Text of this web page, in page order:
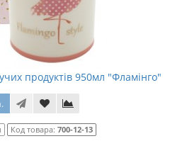
продуктів 950мл "Фламінго"
Код товара: 700-12-13